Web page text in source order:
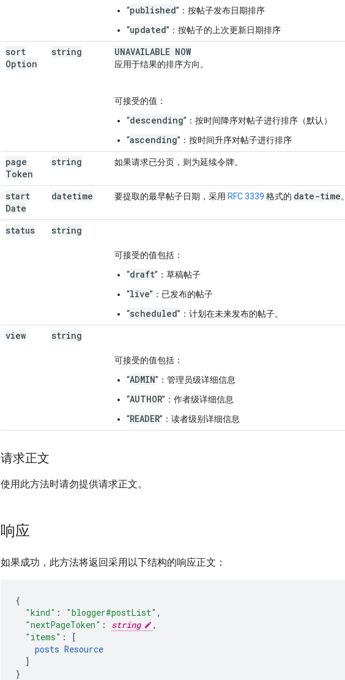
“published”：按帖子发布日期排序
“updated”：按帖子的上次更新日期排序
sort
Option
string UNAVAILABLE NOW
应用于结果的排序方向。
可接受的值：
“descending”：按时间降序对帖子进行排序（默认）
“ascending”：按时间升序对帖子进行排序
page
Token
string 如果请求已分页，则为延续令牌。
start
Date
datetime 要提取的最早帖子日期，采用 RFC 3339 格式的 date-time
status string
可接受的值包括：
“draft”：草稿帖子
“live”：已发布的帖子
“scheduled”：计划在未来发布的帖子。
view string
可接受的值包括：
“ADMIN”：管理员级详细信息
“AUTHOR”：作者级详细信息
“READER”：读者级别详细信息
请求正文
使用此方法时请勿提供请求正文。
响应
如果成功，此方法将返回采用以下结构的响应正文：
"kind" : "blogger#postList" ,
"nextPageToken" : string
,
"items" :
[
posts Resource
]
}